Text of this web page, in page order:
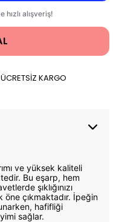
KARGO
ve yüksek kaliteli
Bu eşarp, hem
şıklığınızı
çıkmaktadır. İpeğin
hafifliği
sağlar.